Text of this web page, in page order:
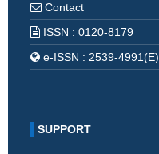
Contact
ISSN : 0120-8179
e-ISSN : 2539-4991(E)
SUPPORT